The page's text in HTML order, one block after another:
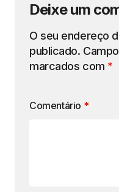
Deixe um
O seu endereço
publicado.
marcados com *
Comentário *